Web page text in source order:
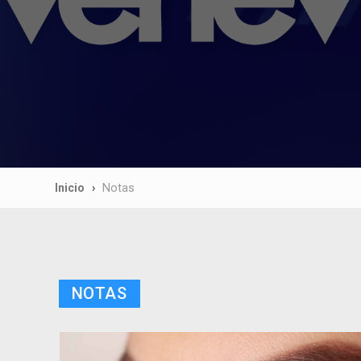
Inicio Notas
NOTAS